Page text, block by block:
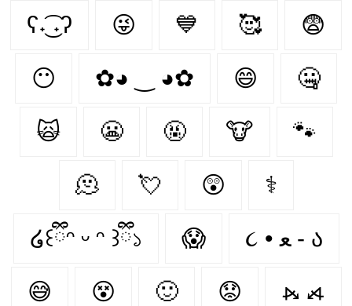
ʕ˖͜͡ ˖ʔ 😜 💙 🥰 😨
😶‍ ✿◕ ‿ ◕✿ 😄 🤐
🙀 😬 🤬 🐮 🐾
🫠 💘 😲 ⚕
໒꒰ྀིᵔ ᵕ ᵔ ꒱ྀི১ 😱 ૮ • ﻌ - ა⁩
😅 😵 🙂 😟 ⦮ ⦯